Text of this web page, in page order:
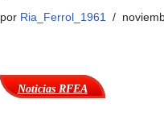
por Ria_Ferrol_1961
Noticias RFEA